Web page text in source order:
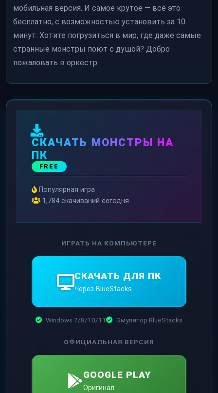
мобильная версия. И самое крутое — всё это
бесплатно, с возможностью установить за 10
минут. Хотите погрузиться в мир, где даже самые
странные монстры поют с душой? Добро
пожаловать в оркестр.
СКАЧАТЬ МОНСТРЫ НА
ПК
FREE
Популярная игра
1,784 скачиваний сегодня
ИГРАТЬ НА КОМПЬЮТЕРЕ
СКАЧАТЬ ДЛЯ ПК
Через BlueStacks
Windows 7/8/10/11 Эмулятор BlueStacks
ОФИЦИАЛЬНАЯ ВЕРСИЯ
GOOGLE PLAY
Оригинал